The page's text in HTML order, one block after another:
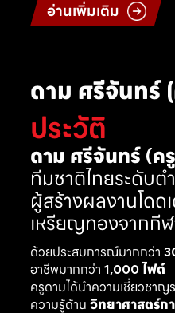
อ่านเพิ่มเติม
ดาม ศรีจันทร์
ประวัติ
ดาม ศรีจันทร์ (ค
ทีมชาติไทยระดับต
ผู้สร้างผลงานโดด
เหรียญทองจากกี
ด้วยประสบการณ์มากกว่า
อาชีพมากกว่า 1,000 ไฟต์
ครูดามได้นำความเชี่ยวชาญ
ความรู้ด้าน วิทยาศาสตร์ก